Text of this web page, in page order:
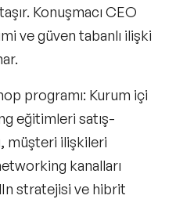
Konuşmacı CEO
ve güven tabanlı ilişki
programı: Kurum içi
eğitimleri satış-
müşteri ilişkileri
kanalları
stratejisi ve hibrit